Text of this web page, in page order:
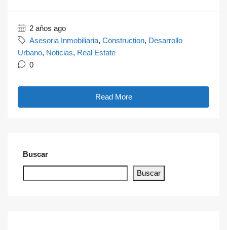
2 años ago
Asesoria Inmobiliaria, Construction, Desarrollo
Urbano, Noticias, Real Estate
0
Read More
Buscar
Buscar